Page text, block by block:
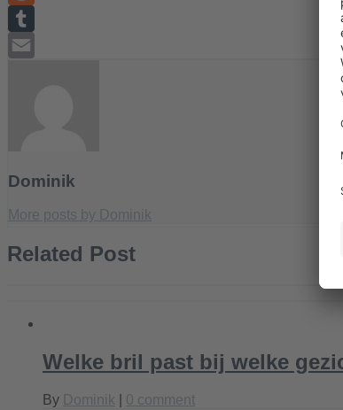
Reddit
Tumblr
Dominik
More posts by Dominik
Related Post
Welke bril past bij welke
By Dominik 0 comment